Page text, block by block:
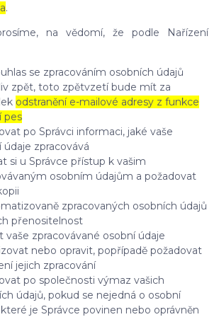
.
na vědomí, že podle Nařízení
se zpracováním osobních údajů
zpět, toto zpětvzetí bude mít za
odstranění e-mailové adresy z funkce
pes
po Správci informaci, jaké vaše
údaje zpracovává
si u Správce přístup k vašim
osobním údajům a požadovat
zpracovaných osobních údajů
přenositelnost
vaše zpracovávané osobní údaje
nebo opravit, popřípadě požadovat
jejich zpracování
po společnosti výmaz vašich
údajů, pokud se nejedná o osobní
je Správce povinen nebo oprávněn